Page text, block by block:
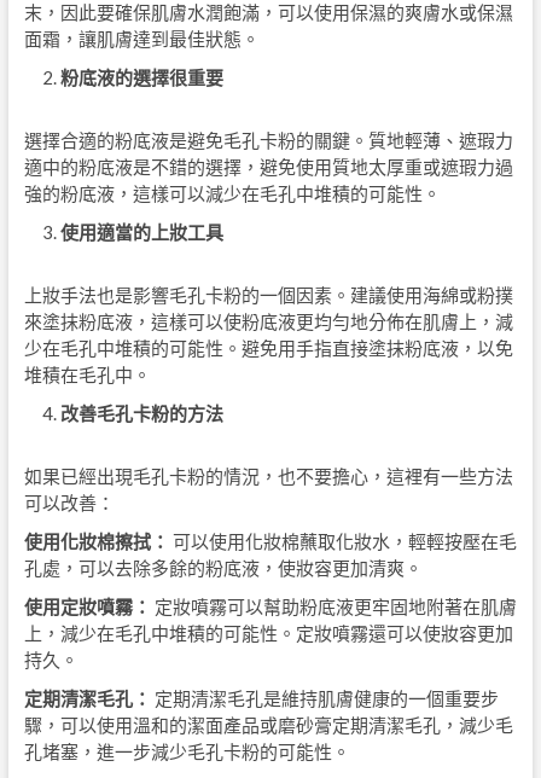
末，因此要確保肌膚水潤飽滿，可以使用保濕的爽膚水或保濕
面霜，讓肌膚達到最佳狀態。
粉底液的選擇很重要
選擇合適的粉底液是避免毛孔卡粉的關鍵。質地輕薄、遮瑕力
適中的粉底液是不錯的選擇，避免使用質地太厚重或遮瑕力過
強的粉底液，這樣可以減少在毛孔中堆積的可能性。
使用適當的上妝工具
上妝手法也是影響毛孔卡粉的一個因素。建議使用海綿或粉撲
來塗抹粉底液，這樣可以使粉底液更均勻地分佈在肌膚上，減
少在毛孔中堆積的可能性。避免用手指直接塗抹粉底液，以免
堆積在毛孔中。
改善毛孔卡粉的方法
如果已經出現毛孔卡粉的情況，也不要擔心，這裡有一些方法
可以改善：
使用化妝棉擦拭： 可以使用化妝棉蘸取化妝水，輕輕按壓在毛
孔處，可以去除多餘的粉底液，使妝容更加清爽。
使用定妝噴霧： 定妝噴霧可以幫助粉底液更牢固地附著在肌膚
上，減少在毛孔中堆積的可能性。定妝噴霧還可以使妝容更加
持久。
定期清潔毛孔： 定期清潔毛孔是維持肌膚健康的一個重要步
驟，可以使用溫和的潔面產品或磨砂膏定期清潔毛孔，減少毛
孔堵塞，進一步減少毛孔卡粉的可能性。